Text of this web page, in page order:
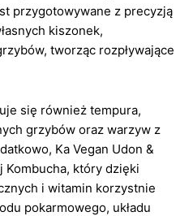
przygotowywane z precyzją
kiszonek,
tworząc rozpływające
się również tempura,
grzybów oraz warzyw z
Ka Vegan Udon &
który dzięki
i witamin korzystnie
pokarmowego, układu